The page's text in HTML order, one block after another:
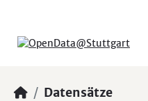
Datensätze